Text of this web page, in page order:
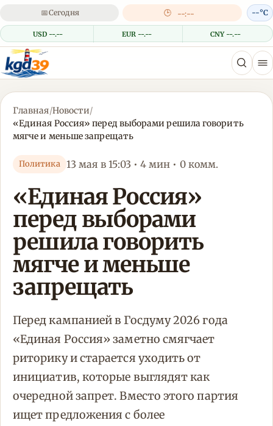
📅Сегодня 🕒 --:--
USD --.-- EUR --.-- CNY --.--
--°C
Главная/Новости/
«Единая Россия» перед выборами решила говорить
мягче и меньше запрещать
Политика 13 мая в 15:03 • 4 мин • 0 комм.
«Единая Россия»
перед выборами
решила говорить
мягче и меньше
запрещать
Перед кампанией в Госдуму 2026 года
«Единая Россия» заметно смягчает
риторику и старается уходить от
инициатив, которые выглядят как
очередной запрет. Вместо этого партия
ищет предложения с более